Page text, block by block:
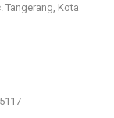
Tangerang, Kota